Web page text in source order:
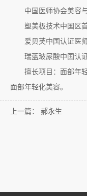
中国医师协会美容与
塑美极技术中国区首
爱贝芙中国认证医
瑞蓝玻尿酸中国认
擅长项目：面部年轻
面部年轻化美容。
上一篇： 郝永生